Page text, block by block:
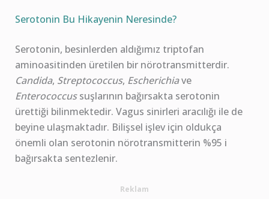
Serotonin Bu Hikayenin Neresinde?
Serotonin, besinlerden aldığımız triptofan
aminoasitinden üretilen bir nörotransmitterdir.
Candida, Streptococcus, Escherichiave
Enterococcussuşlarının bağırsakta serotonin
ürettiği bilinmektedir. Vagus sinirleri aracılığı ile de
beyine ulaşmaktadır. Bilişsel işlev için oldukça
önemli olan serotonin nörotransmitterin %95 i
bağırsakta sentezlenir.
Reklam